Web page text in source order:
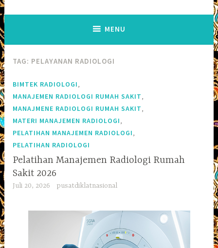
MENU
TAG: PELAYANAN RADIOLOGI
BIMTEK RADIOLOGI
MANAJEMEN RADIOLOGI RUMAH SAKIT
MANAJMENE RADIOLOGI RUMAH SAKIT
MATERI MANAJEMEN RADIOLOGI
PELATIHAN MANAJEMEN RADIOLOGI
PELATIHAN RADIOLOGI
Pelatihan Manajemen Radiologi Rumah
Sakit 2026
Juli 20, 2026 pusatdiklatnasional